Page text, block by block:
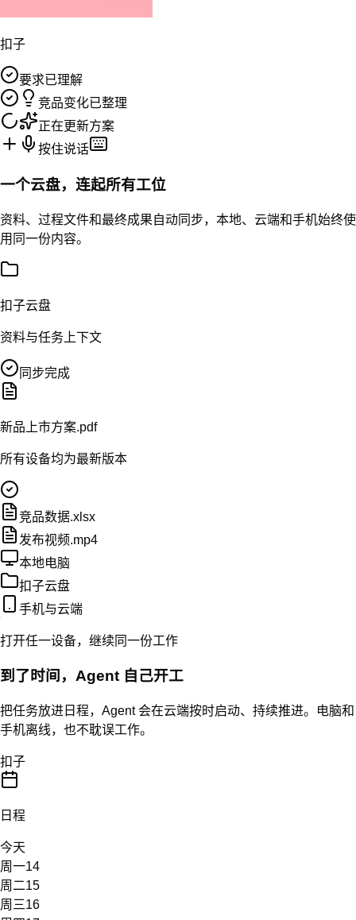
新品上市方案.pdf
来自本地电脑
竞品数据.xlsx
本地电脑
扣子云盘
手机与云端
文件从你的电脑出发
到了时间，Agent 自己开工
把任务放进日程，Agent 会在云端按时启动、持续推进。电脑和
手机离线，也不耽误工作。
扣子
今天
周一
周二15
周三16
周四17
09:00
市场早报
项目同步
14:00
整理纪要
20:00
舆情检查
数据复盘
23:30
生成日报
项目备份
工作在哪里发生，Agent 就在哪里